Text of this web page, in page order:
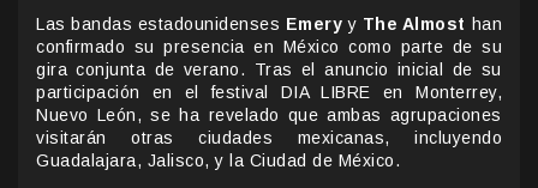
Las bandas estadounidenses Emery y The Almost han
confirmado su presencia en México como parte de su
gira conjunta de verano. Tras el anuncio inicial de su
participación en el festival DIA LIBRE en Monterrey,
Nuevo León, se ha revelado que ambas agrupaciones
visitarán otras ciudades mexicanas, incluyendo
Guadalajara, Jalisco, y la Ciudad de México.